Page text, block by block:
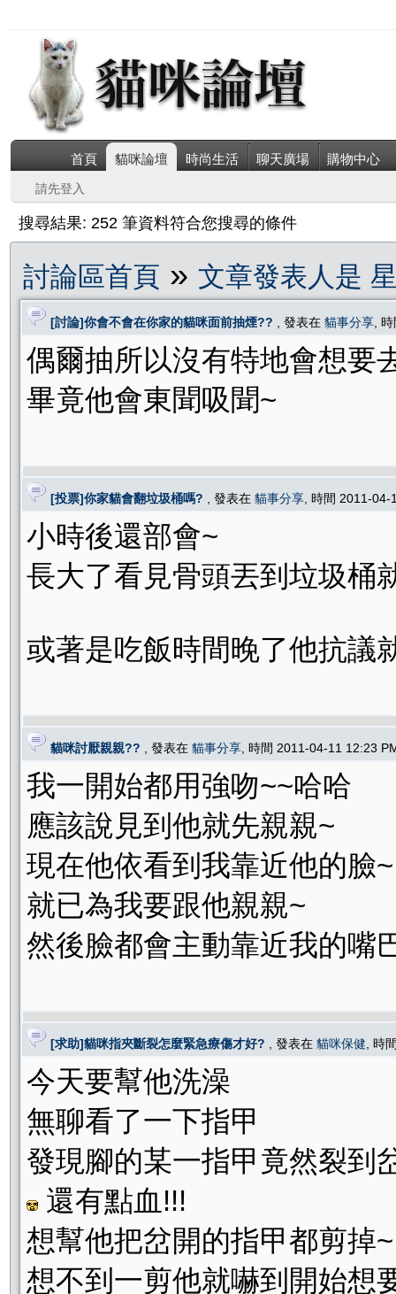
首頁 貓咪論壇 時尚生活 聊天廣場 購物中心
請先登入
搜尋結果: 252 筆資料符合您搜尋的條件
討論區首頁 » 文章發表人是
[討論]你會不會在你家的貓咪面前抽煙?? , 發表在 貓事分享 ,
偶爾抽所以沒有特地會想要
畢竟他會東聞吸聞~
[投票]你家貓會翻垃圾桶嗎? , 發表在 貓事分享 , 時間 2011-
小時後還部會~
長大了看見骨頭丟到垃圾桶
或著是吃飯時間晚了他抗議
貓咪討厭親親?? , 發表在 貓事分享 , 時間 2011-04-11 12:23
我一開始都用強吻~~哈哈
應該說見到他就先親親~
現在他依看到我靠近他的臉~
就已為我要跟他親親~
然後臉都會主動靠近我的嘴
[求助]貓咪指夾斷裂怎麼緊急療傷才好? , 發表在 貓咪保健 , 時
今天要幫他洗澡
無聊看了一下指甲
發現腳的某一指甲竟然裂到
還有點血!!!
想幫他把岔開的指甲都剪掉~
想不到一剪他就嚇到開始想